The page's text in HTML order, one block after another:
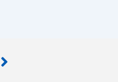
Next